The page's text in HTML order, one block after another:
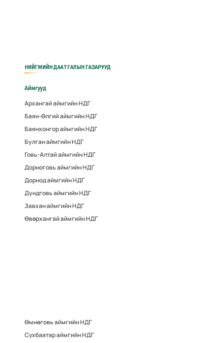
НИЙГМИЙН ДААТГАЛЫН ГАЗАРУУД
Аймгууд
Архангай аймгийн НДГ
Баян-Өлгий аймгийн НДГ
Баянхонгор аймгийн НДГ
Булган аймгийн НДГ
Говь-Алтай аймгийн НДГ
Дорноговь аймгийн НДГ
Дорнод аймгийн НДГ
Дундговь аймгийн НДГ
Завхан аймгийн НДГ
Өвөрхангай аймгийн НДГ
Өмнөговь аймгийн НДГ
Сүхбаатар аймгийн НДГ